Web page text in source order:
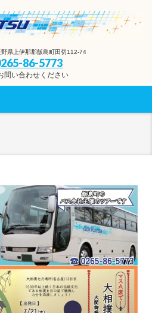
県上伊那郡飯島町田切112-74
86-5773
問い合わせください